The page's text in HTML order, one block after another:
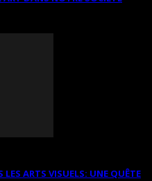
ARTS VISUELS: UNE QUÊTE